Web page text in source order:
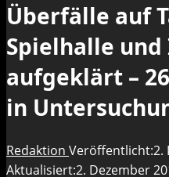
Überfälle auf
Spielhalle
aufgeklärt –
in
Redaktion Veröffentlicht:2.
Aktualisiert:2. Dezember